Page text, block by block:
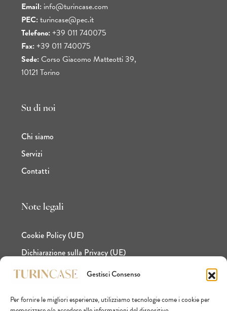
Gestisci Consenso
Per fornire le migliori esperienze, utilizziamo tecnologie come i cookie per
Email: info@turincase.com
PEC: turincase@pec.it
Telefono: +39 011 740075
Fax: +39 011 740075
Sede: Corso Giacomo Matteotti 39,
10121 Torino
Su di noi
Chi siamo
Servizi
Contatti
Note legali
Cookie Policy (UE)
Dichiarazione sulla Privacy (UE)
Facebook Instagram LinkedIn